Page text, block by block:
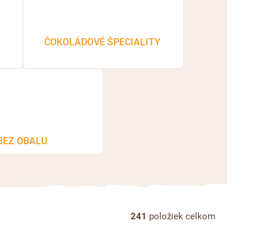
ČOKOLÁDOVÉ ŠPECIALITY
OBALU
241 položiek celkom